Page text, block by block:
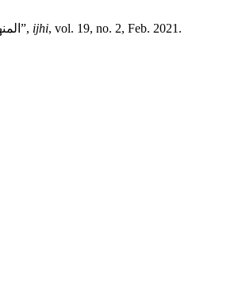
M. S. Ghazali, “المنهج الاستنباطى بتحقيق المناط وأثره في تنزيل الأحكام”, ijhi, vol. 19, no. 2, Feb. 2021.